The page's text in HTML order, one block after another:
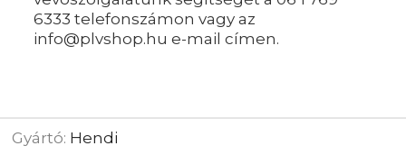
6333 telefonszámon vagy az
info@plvshop.hu e-mail címen.
Gyártó: Hendi